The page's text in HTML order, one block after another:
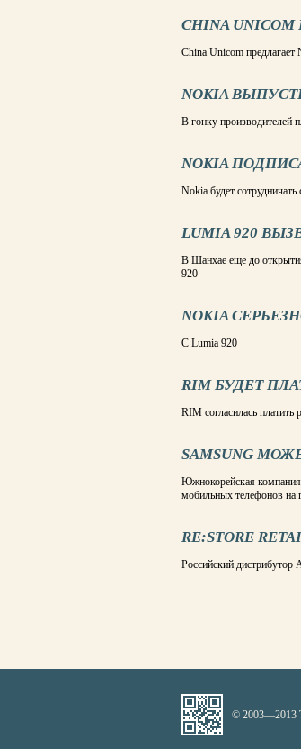
CHINA
China Unicom предлагает
NOKIA
В гонку производителей
NOKIA
Nokia будет
LUMIA 920
В Шанхае еще до
920
NOKIA
С Lumia 920
RIM БУДЕТ
RIM согласилась платить
SAMSUNG
Южнокорейская
мобильных телефонов на
RE:STORE
Российский дистрибутор
© 2003—2013